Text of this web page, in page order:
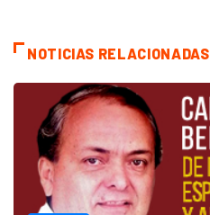
NOTICIAS RELACIONADAS